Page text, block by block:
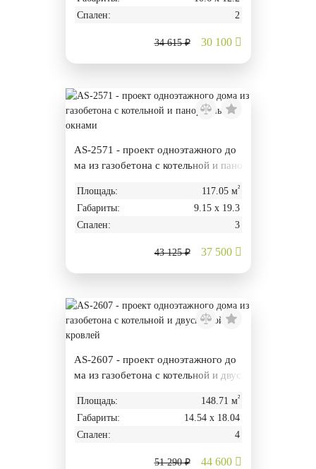
Спален:
2
34 615 ₽ 30 100
AS-2571 - проект одноэтажного до
ма из газобетона с котельной и пано
Площадь: 117.05 м²
Габариты:
9.15 х 19.3
Спален:
3
43 125 ₽ 37 500
AS-2607 - проект одноэтажного до
ма из газобетона с котельной и двус
Площадь: 148.71 м²
Габариты:
14.54 х 18.04
Спален:
4
51 290 ₽ 44 600